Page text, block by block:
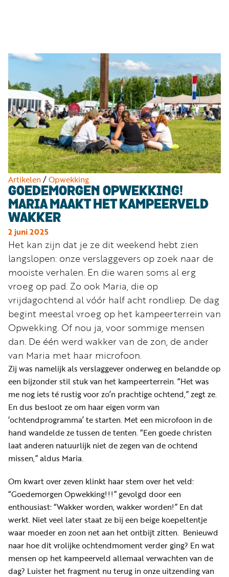
Artikelen/Opwekking
GOEDEMORGEN OPWEKKING!
MARIA MAAKT HET KAMPEERVELD
WAKKER
2 juni 2025
Het kan zijn dat je ze dit weekend hebt zien
langslopen: onze verslaggevers op zoek naar de
mooiste verhalen. En die waren soms al erg
vroeg op pad. Zo ook Maria, die op
vrijdagochtend al vóór half acht rondliep. De dag
begint meestal vroeg op het kampeerterrein van
Opwekking. Of nou ja, voor sommige mensen
dan. De één werd wakker van de zon, de ander
van Maria met haar microfoon.
Zij was namelijk als verslaggever onderweg en belandde op
een bijzonder stil stuk van het kampeerterrein. “Het was
me nog iets té rustig voor zo’n prachtige ochtend,” zegt ze.
En dus besloot ze om haar eigen vorm van
‘ochtendprogramma’ te starten. Met een microfoon in de
hand wandelde ze tussen de tenten. “Een goede christen
laat anderen natuurlijk niet de zegen van de ochtend
missen,” aldus Maria.
Om kwart over zeven klinkt haar stem over het veld:
“Goedemorgen Opwekking!!!” gevolgd door een
enthousiast: “Wakker worden, wakker worden!” En dat
werkt. Niet veel later staat ze bij een beige koepeltentje
waar moeder en zoon net aan het ontbijt zitten. Benieuwd
naar hoe dit vrolijke ochtendmoment verder ging? En wat
mensen op het kampeerveld allemaal verwachten van de
dag? Luister het fragment nu terug in onze uitzending van
Podcasts
Muziek
Artikelen
Kanalen
Steun
onze
missie
Info
Word
nu
vriend
Businessclub
Adverteren
Winkel
Privacy
reglement
Algemene
voorwaarden